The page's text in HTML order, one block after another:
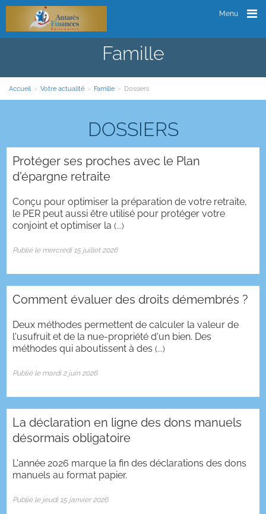
Menu
Famille
Accueil > Votre actualité > Famille > Dossiers
DOSSIERS
Protéger ses proches avec le Plan
d'épargne retraite
Conçu pour optimiser la préparation de votre retraite,
le PER peut aussi être utilisé pour protéger votre
conjoint et optimiser la (...)
Publié le mercredi 15 juillet 2026
Comment évaluer des droits démembrés ?
Deux méthodes permettent de calculer la valeur de
l'usufruit et de la nue-propriété d'un bien. Des
méthodes qui aboutissent à des (...)
Publié le mardi 2 juin 2026
La déclaration en ligne des dons manuels
désormais obligatoire
L'année 2026 marque la fin des déclarations des dons
manuels au format papier.
Publié le jeudi 15 janvier 2026